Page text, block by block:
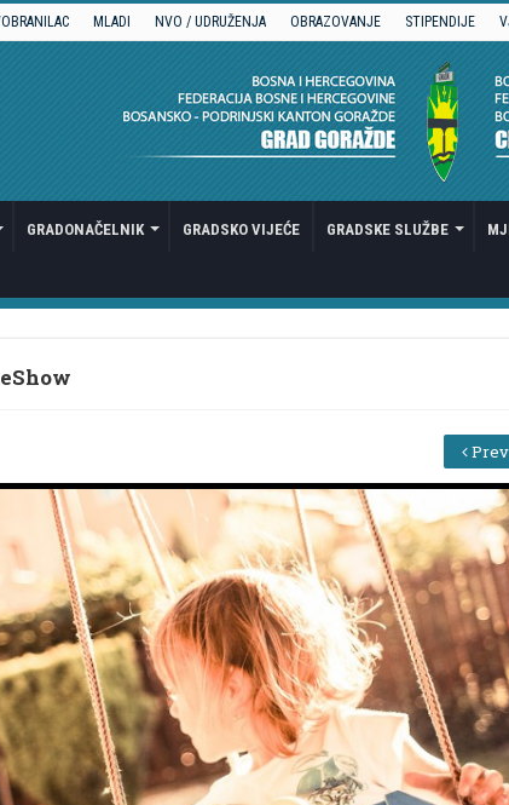
MLADI NVO / UDRUŽENJA OBRAZOVANJE STIPENDIJE
GRADONAČELNIK GRADSKO VIJEĆE GRADSKE SLUŽBE
Prev